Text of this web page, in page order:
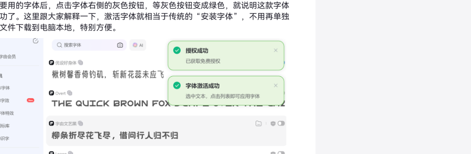
用的字体后，点击字体右侧的灰色按钮，等灰色按钮变成绿色，就说明这款字体
了。这里跟大家解释一下，激活字体就相当于传统的“安装字体”，不用再单独
件下载到电脑本地，特别方便。